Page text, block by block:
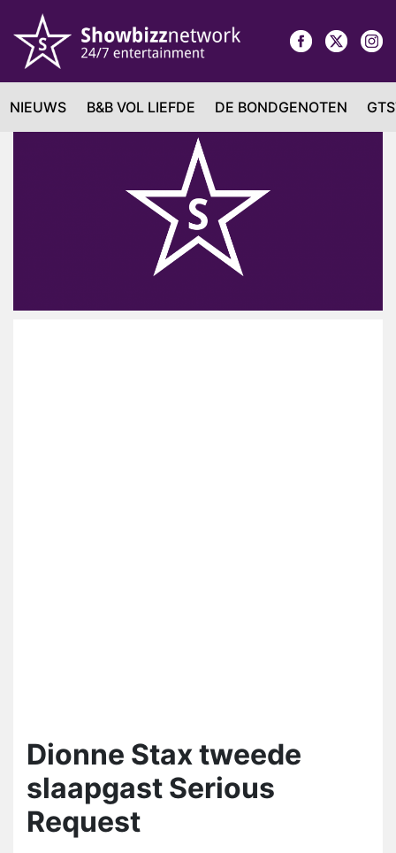
NIEUWS B&B VOL LIEFDE DE BONDGENOTEN
Dionne Stax tweede
slaapgast Serious
Request